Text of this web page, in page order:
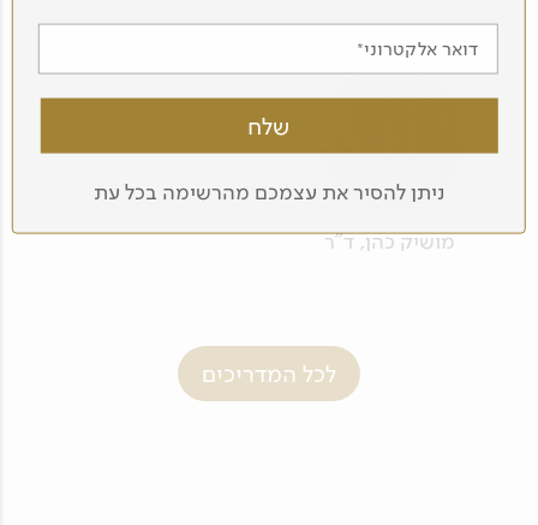
מושיק כהן, ד"ר
לכל המדריכים
דואר אלקטרוני
ניתן להסיר את עצמכם מהרשימה בכל עת